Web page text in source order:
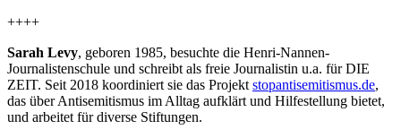
++++
Sarah Levy, geboren 1985, besuchte die Henri-Nannen-
Journalistenschule und schreibt als freie Journalistin u.a. für DIE
ZEIT. Seit 2018 koordiniert sie das Projekt stopantisemitismus.de,
das über Antisemitismus im Alltag aufklärt und Hilfestellung bietet,
und arbeitet für diverse Stiftungen.